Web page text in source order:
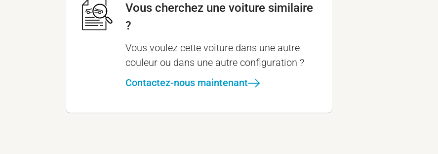
Vous cherchez une voiture similaire
?
Vous voulez cette voiture dans une autre
couleur ou dans une autre configuration ?
Contactez-nous maintenant